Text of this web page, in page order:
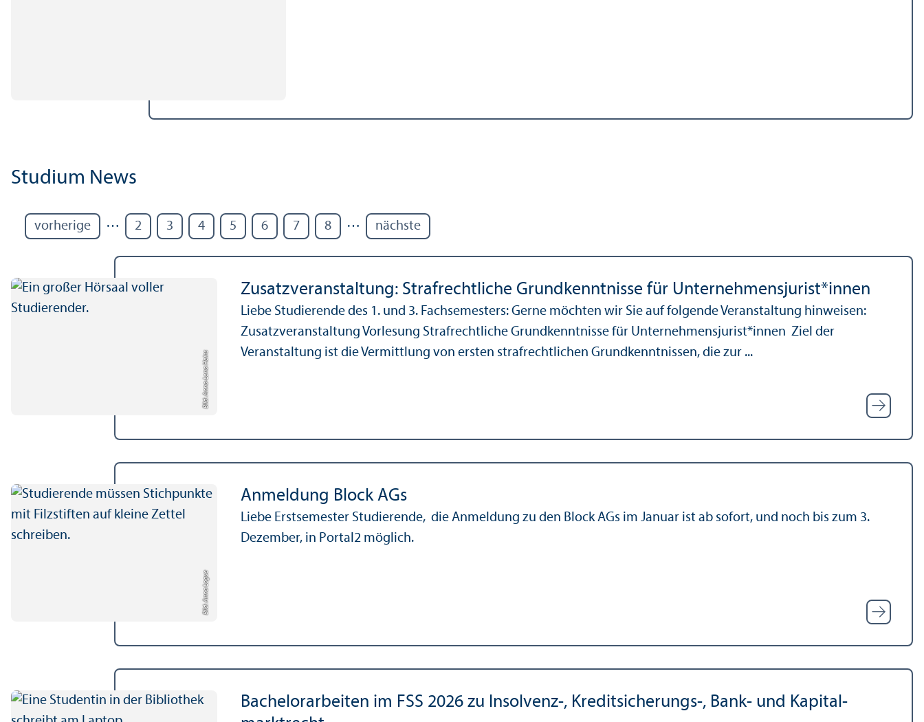
Studium News
vorherige … 2 3 4 5 6 7 8 … nächste
Bild: Anna-Lena Heins
Zusatz­veranstaltung: Strafrechtliche Grund­kenntnisse für Unter­nehmens­jurist*innen
Liebe Studierende des 1. und 3. Fach­semesters: Gerne möchten wir Sie auf folgende Veranstaltung hinweisen:
Zusatz­veranstaltung Vorlesung Strafrechtliche Grund­kenntnisse für Unter­nehmens­jurist*innen Ziel der
Veranstaltung ist die Vermittlung von ersten strafrechtlichen Grund­kenntnissen, die zur ...
Bild: Anna Logue
Anmeldung Block AGs
Liebe Erstsemester Studierende, die Anmeldung zu den Block AGs im Januar ist ab sofort, und noch bis zum 3.
Dezember, in Portal2 möglich.
Bachelor­arbeiten im FSS 2026 zu Insolvenz-, Kreditsicherungs-, Bank- und Kapital­